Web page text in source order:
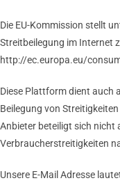
Die EU-Kommission stellt
Streitbeilegung im Internet
http://ec.europa.eu/
Diese Plattform dient auch
Beilegung von
Anbieter beteiligt sich nicht
Verbraucherstreitigkeiten
Unsere E-Mail Adresse